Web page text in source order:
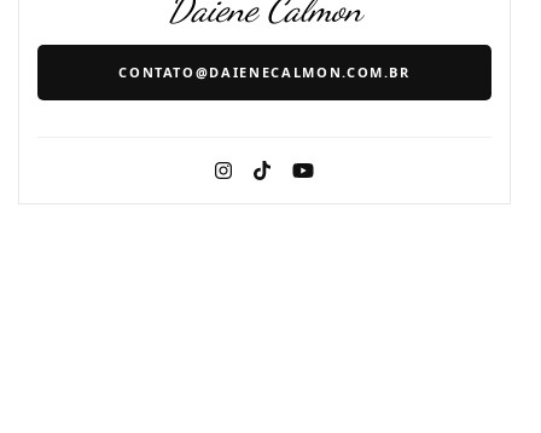
Daiene Calmon
CONTATO@DAIENECALMON.COM.BR